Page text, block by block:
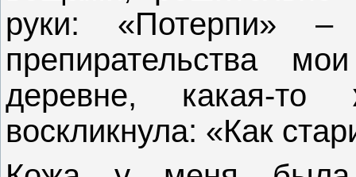
руки: «Потерпи»
препирательства
деревне, какая-
воскликнула: «Как